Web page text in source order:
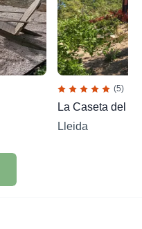
(5)
La Caseta del
Lleida